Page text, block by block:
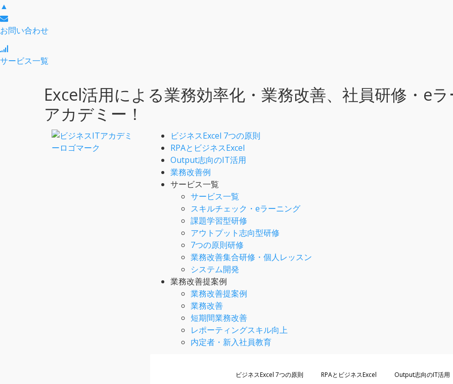
▲
お問い合わせ
サービス一覧
Excel活用による業務効率化・業務改善、社員研修・e
アカデミー！
ビジネスExcel 7つの原則
RPAとビジネスExcel
Output志向のIT活用
業務改善例
サービス一覧
サービス一覧
スキルチェック・eラーニング
課題学習型研修
アウトプット志向型研修
7つの原則研修
業務改善集合研修・個人レッスン
システム開発
業務改善提案例
業務改善提案例
業務改善
短期間業務改善
レポーティングスキル向上
内定者・新入社員教育
ビジネスExcel 7つの原則 RPAとビジネスExcel Output志向のIT活用